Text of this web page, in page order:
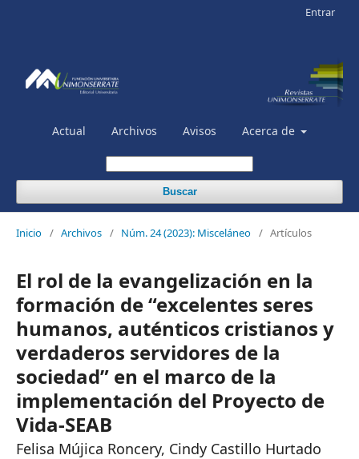
Actual Archivos Avisos Acerca de
Buscar
Entrar
Inicio / Archivos / Núm. 24 (2023): Misceláneo / Artículos
El rol de la evangelización en la
formación de “excelentes seres
humanos, auténticos cristianos y
verdaderos servidores de la
sociedad” en el marco de la
implementación del Proyecto de
Vida-SEAB
Felisa Mújica Roncery, Cindy Castillo Hurtado